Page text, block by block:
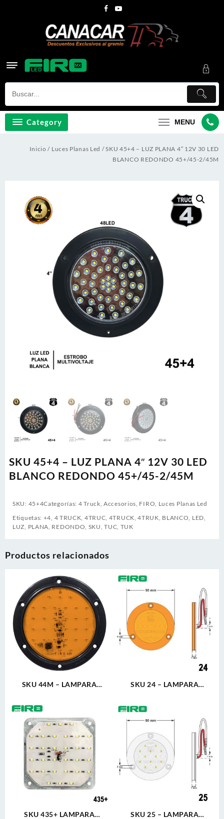
Category MENU
Inicio / Luces Planas Led / SKU 45+4 – LUZ PLANA 4″ 12V 30 LED
BLANCO REDONDO 45+/45-2/45M
SKU 45+4 – LUZ PLANA 4″ 12V 30 LED
BLANCO REDONDO 45+/45-2/45M
SKU: 45+4Categorías: 4 Truck ,Accesorios FIRO Luces Planas Led
Etiquetas: +4 4 TRUCK 4TRUC 4TRUCK ,4TRUK BLANCO LED
LUZ PLANA REDONDO SKU ,TUC TUK
Productos relacionados
SKU 44M – LAMPARA
LED ÁMBAR ALTA/BAJA
ULTRA PLANA
SKU 24 – LAMPARA
LED ÁMBAR ULTRA PLANA
SKU 435+ LAMPARA
SKU 25 – LAMPARA